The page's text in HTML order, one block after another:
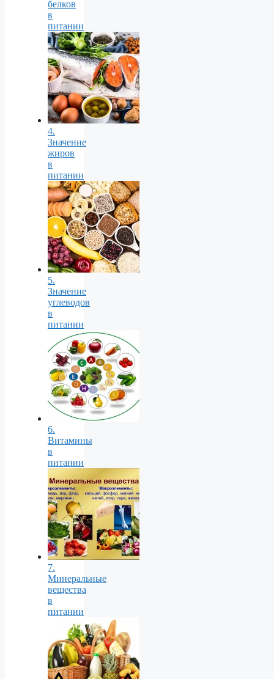
белков
в
питании
4.
Значение
жиров
в
питании
5.
Значение
углеводов
в
питании
6.
Витамины
в
питании
7.
Минеральные
вещества
в
питании